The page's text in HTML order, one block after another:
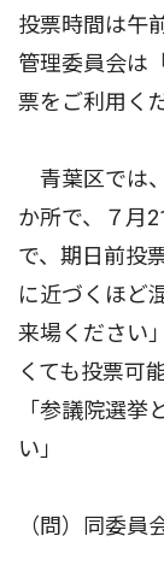
投票時間は午
管理委員会は
票をご利用く
青葉区では
か所で、７月
で、期日前投
に近づくほど
来場ください
くても投票可
「参議院選挙
い」
（問）同委員